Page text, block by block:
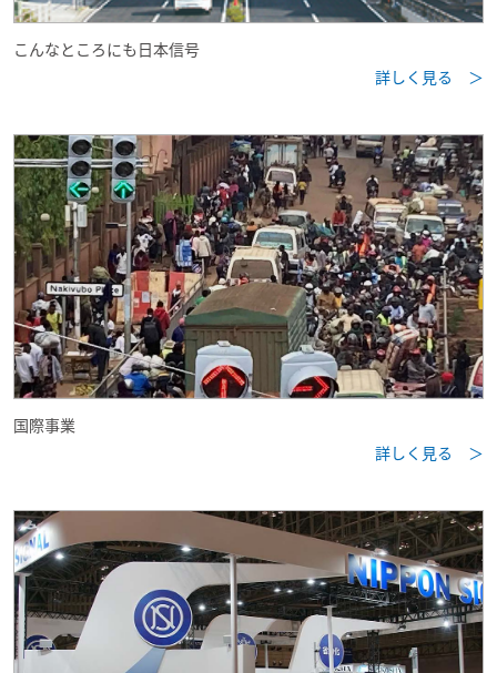
こんなところにも日本信号
詳しく見る ＞
国際事業
詳しく見る ＞